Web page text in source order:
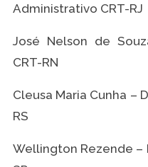
Administrativo CRT-RJ
José Nelson de
CRT-RN
Cleusa Maria Cunha –
RS
Wellington Rezende –